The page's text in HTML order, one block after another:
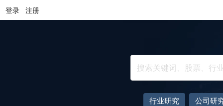
登录 注册
行业研究 公司研